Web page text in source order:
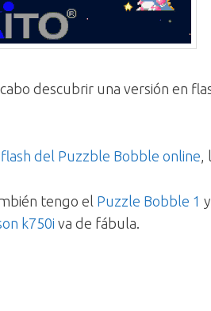
descubrir una versión en
del Puzzble Bobble online,
tengo el Puzzle Bobble 1 y
k750i va de fábula.